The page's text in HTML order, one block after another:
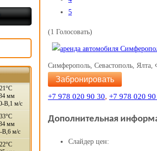
5
(1 Голосовать)
Симферополь, Севастополь,
Забронировать
+7 978 020 90 30, +7 978 020 90
Дополнительная
Слайдер цен: